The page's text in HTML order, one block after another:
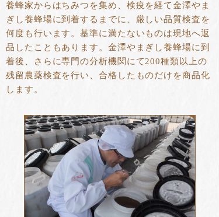
養蜂家からはちみつを集め、検疫を経て金澤やま
ぎし養蜂場に到着するまでに、厳しい品質検査を
何度も行います。基準に満たないものは現地へ返
品したこともあります。金澤やまぎし養蜂場に到
着後、さらに専門の分析機関にて200種類以上の
残留農薬検査を行い、合格したものだけを商品化
します。